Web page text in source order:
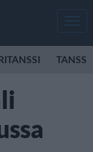
TANSSI